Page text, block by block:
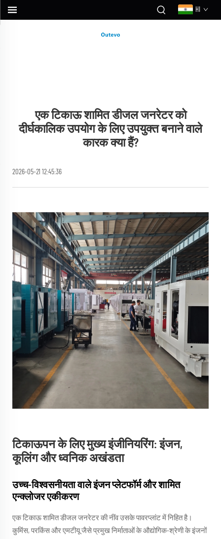
HI
एक टिकाऊ शामित डीजल जनरेटर को
दीर्घकालिक उपयोग के लिए उपयुक्त बनाने वाले
कारक क्या हैं?
2026-05-21 12:45:36
टिकाऊपन के लिए मुख्य इंजीनियरिंग: इंजन,
कूलिंग और ध्वनिक अखंडता
उच्च-विश्वसनीयता वाले इंजन प्लेटफॉर्म और शामित
एन्क्लोजर एकीकरण
एक टिकाऊ शामित डीजल जनरेटर की नींव उसके पावरप्लांट में निहित है।
कुमिंस, परकिंस और एमटीयू जैसे प्रमुख निर्माताओं के औद्योगिक-श्रेणी के इंजनों